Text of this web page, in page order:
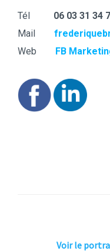
Tél 06 03 31 34
Mail
Web FB
Voir le